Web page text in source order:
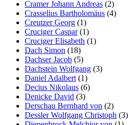
Cramer Johann Andreas (2)
Crasselius Bartholomäus (4)
Creutzer Georg (1)
Cruciger Caspar(1)
Cruciger Elisabeth (1)
Dach Simon (18)
Dachser Jacob (5)
Dachstein Wolfgang (3)
Daniel Adalbert (1)
Decius Nikolaus (6)
Denicke David (3)
Derschau Bernhard von (2)
Dessler Wolfgang Christoph (3)